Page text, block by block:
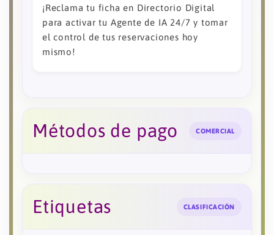
¡Reclama tu ficha en Directorio Digital
para activar tu Agente de IA 24/7 y tomar
el control de tus reservaciones hoy
mismo!
Métodos de pago COMERCIAL
Etiquetas CLASIFICACIÓN